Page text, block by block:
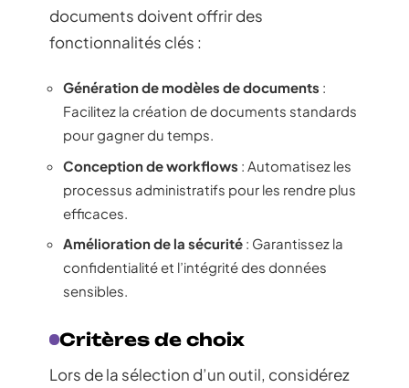
documents doivent offrir des
fonctionnalités clés :
Génération de modèles de documents :
Facilitez la création de documents standards
pour gagner du temps.
Conception de workflows : Automatisez les
processus administratifs pour les rendre plus
efficaces.
Amélioration de la sécurité : Garantissez la
confidentialité et l’intégrité des données
sensibles.
Critères de choix
Lors de la sélection d’un outil, considérez